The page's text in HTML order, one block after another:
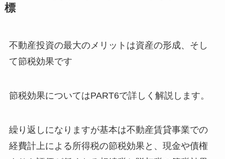
標
不動産投資の最大のメリットは資産の形成、そし
て節税効果です
節税効果についてはPART6で詳しく解説します。
繰り返しになりますが基本は不動産賃貸事業での
経費計上による所得税の節税効果と、現金や債権